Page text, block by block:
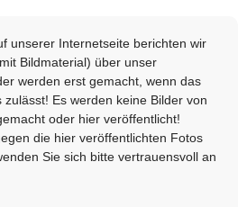
unserer Internetseite berichten wir
Bildmaterial) über unser
werden erst gemacht, wenn das
zulässt! Es werden keine Bilder von
oder hier veröffentlicht!
die hier veröffentlichten Fotos
Sie sich bitte vertrauensvoll an